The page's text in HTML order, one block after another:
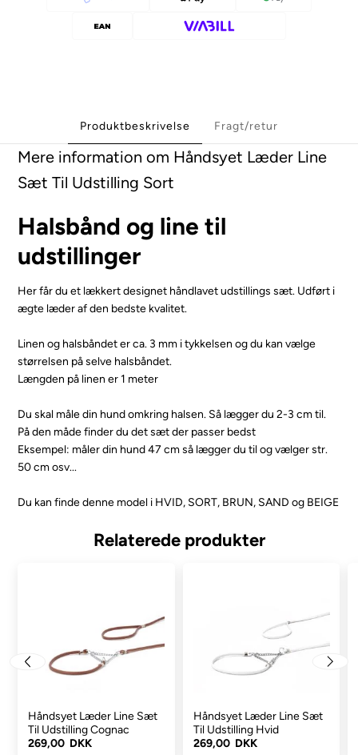
Produktbeskrivelse Fragt/retur
Mere information om Håndsyet Læder Line
Sæt Til Udstilling Sort
Halsbånd og line til
udstillinger
Her får du et lækkert designet håndlavet udstillings sæt. Udført i
ægte læder af den bedste kvalitet.
Linen og halsbåndet er ca. 3 mm i tykkelsen og du kan vælge
størrelsen på selve halsbåndet.
Længden på linen er 1 meter
Du skal måle din hund omkring halsen. Så lægger du 2-3 cm til.
På den måde finder du det sæt der passer bedst
Eksempel: måler din hund 47 cm så lægger du til og vælger str.
50 cm osv...
Du kan finde denne model i HVID, SORT, BRUN, SAND og BEIGE
Relaterede produkter
Håndsyet Læder Line Sæt
Til Udstilling Cognac
269,00 DKK
Håndsyet Læder Line Sæt
Til Udstilling Hvid
269,00 DKK